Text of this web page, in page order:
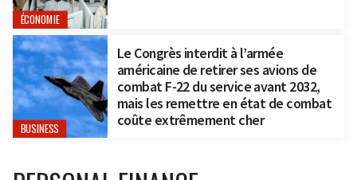
ÉCONOMIE
BUSINESS
Le Congrès interdit à l’armée
américaine de retirer ses avions de
combat F-22 du service avant 2032,
mais les remettre en état de combat
coûte extrêmement cher